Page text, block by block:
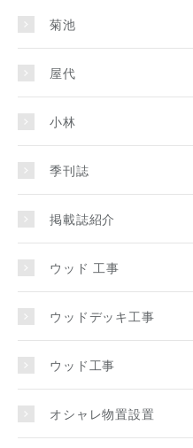
菊池
屋代
小林
季刊誌
掲載誌紹介
ウッド 工事
ウッドデッキ工事
ウッド工事
オシャレ物置設置